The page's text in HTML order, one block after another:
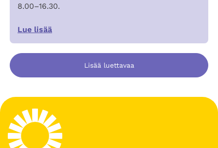
8.00–16.30.
Lue lisää
Lisää luettavaa